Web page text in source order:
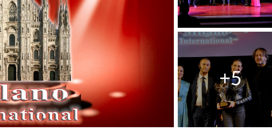
G
I
U
N
G
E
R
E
A
I
P
R
E
F
S
C
O
N
D
E
E
I
L
B
A
N
D
O